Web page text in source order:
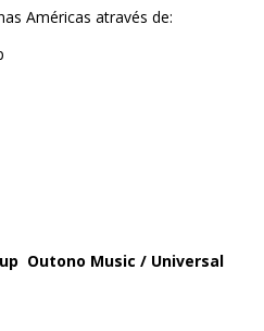
Américas através de:
Outono Music / Universal